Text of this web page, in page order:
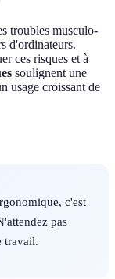
troubles musculo-
d'ordinateurs.
ces risques et à
soulignent une
usage croissant de
c'est
pas
travail.